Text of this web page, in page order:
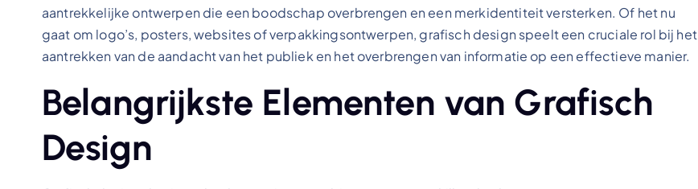
aantrekkelijke ontwerpen die een boodschap overbrengen en een merkidentiteit versterken. Of het nu
gaat om logo’s, posters, websites of verpakkingsontwerpen, grafisch design speelt een cruciale rol bij het
aantrekken van de aandacht van het publiek en het overbrengen van informatie op een effectieve manier.
Belangrijkste Elementen van Grafisch
Design